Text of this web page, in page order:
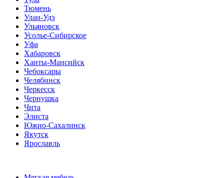
Тюмень
Улан-Удэ
Ульяновск
Усолье-Сибирское
Уфа
Хабаровск
Ханты-Мансийск
Чебоксары
Челябинск
Черкесск
Чернушка
Чита
Элиста
Южно-Сахалинск
Якутск
Ярославль